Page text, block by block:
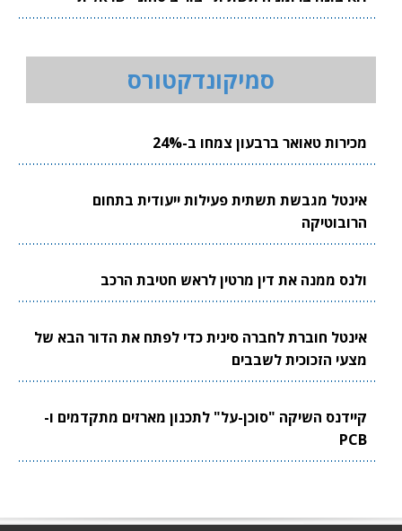
סמיקונדקטורס
מכירות טאואר ברבעון צמחו ב-24%
אינטל מגבשת תשתית פעילות ייעודית בתחום
הרובוטיקה
ולנס ממנה את דין מרטין לראש חטיבת הרכב
אינטל חוברת לחברה סינית כדי לפתח את הדור הבא של
מצעי הזכוכית לשבבים
קיידנס השיקה "סוכן-על" לתכנון מארזים מתקדמים ו-
PCB